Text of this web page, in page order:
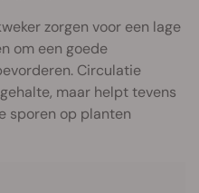
zorgen voor een lage
om een goede
Circulatie
maar helpt tevens
sporen op planten